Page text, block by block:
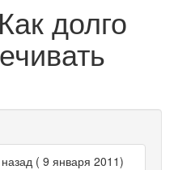
долго
( 9 января 2011)